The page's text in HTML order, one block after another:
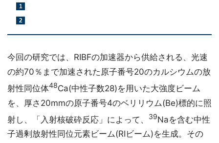
1
2
今回の研究では、RIBFの加速器から供給される、光速
の約70％まで加速された原子番号20のカルシウムの放
射性同位体48Ca(中性子数28)を用いた大強度ビーム
を、厚さ20mmの原子番号4のベリリウム(Be)標的に照
射し、「入射核破砕反応」によって、
39Naを含む中性
子過剰放射性同位元素ビーム(RIビーム)を生成。その